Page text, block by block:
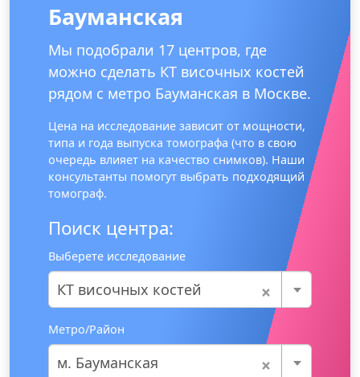
Бауманская
Мы подобрали 17 центров, где
можно сделать КТ височных костей
рядом с метро Бауманская в Москве.
Цена на исследование зависит от мощности,
типа и года выпуска томографа (что в свою
очередь влияет на качество снимков). Наши
консультанты помогут выбрать подходящий
томограф.
Поиск центра:
Выберете исследование
×
КТ височных костей
Метро/Район
×
м. Бауманская